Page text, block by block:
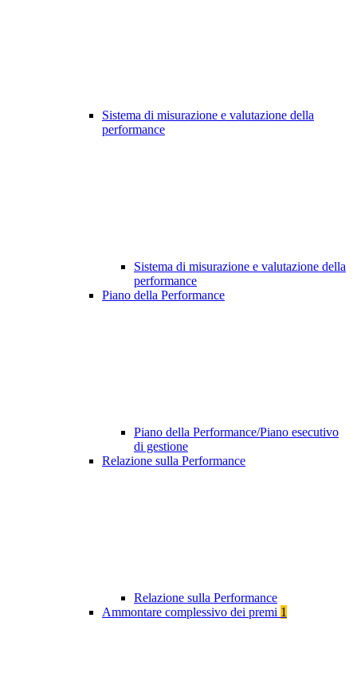
Sistema di misurazione e valutazione della
performance
Sistema di misurazione e valutazione della
performance
Piano della Performance
Piano della Performance/Piano esecutivo
di gestione
Relazione sulla Performance
Relazione sulla Performance
Ammontare complessivo dei premi 1